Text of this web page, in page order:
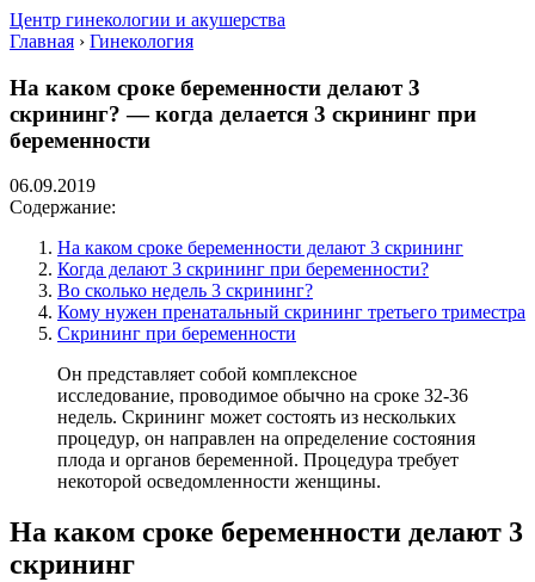
Центр гинекологии и акушерства
Главная › Гинекология
На каком сроке беременности делают 3
скрининг? — когда делается 3 скрининг при
беременности
06.09.2019
Содержание:
На каком сроке беременности делают 3 скрининг
Когда делают 3 скрининг при беременности?
Во сколько недель 3 скрининг?
Кому нужен пренатальный скрининг третьего триместра
Скрининг при беременности
Он представляет собой комплексное
исследование, проводимое обычно на сроке 32-36
недель. Скрининг может состоять из нескольких
процедур, он направлен на определение состояния
плода и органов беременной. Процедура требует
некоторой осведомленности женщины.
На каком сроке беременности делают 3
скрининг